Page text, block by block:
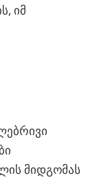
იმ
მიდგომას